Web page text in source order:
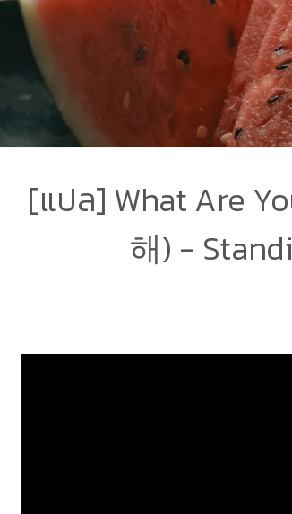
[แปล] What Are
해) -